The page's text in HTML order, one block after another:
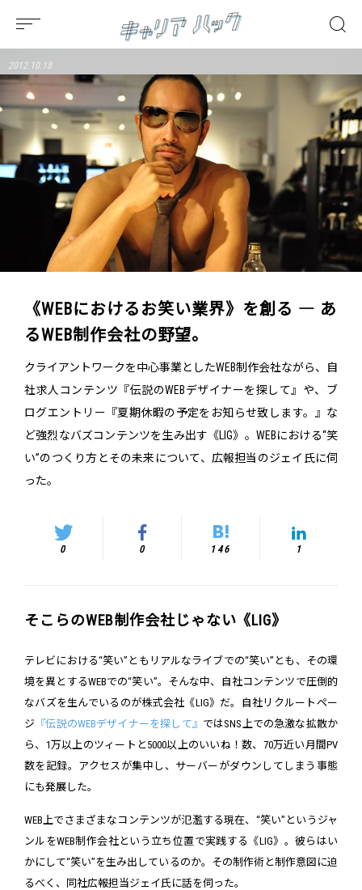
2012.10.18
《WEBにおけるお笑い業界》を創る ― あ
るWEB制作会社の野望。
クライアントワークを中心事業としたWEB制作会社ながら、自
社求人コンテンツ『伝説のWEBデザイナーを探して』や、ブ
ログエントリー『夏期休暇の予定をお知らせ致します。』な
ど強烈なバズコンテンツを生み出す《LIG》。WEBにおける“笑
い”のつくり方とその未来について、広報担当のジェイ氏に伺
った。
0 0 146 1
そこらのWEB制作会社じゃない《LIG》
テレビにおける“笑い”ともリアルなライブでの“笑い”とも、その環
境を異とするWEBでの“笑い”。そんな中、自社コンテンツで圧倒的
なバズを生んでいるのが株式会社《LIG》だ。自社リクルートペー
ジ 『伝説のWEBデザイナーを探して』 ではSNS上での急激な拡散か
ら、1万以上のツィートと5000以上のいいね！数、70万近い月間PV
数を記録。アクセスが集中し、サーバーがダウンしてしまう事態
にも発展した。
WEB上でさまざまなコンテンツが氾濫する現在、“笑い”というジャ
ンルをWEB制作会社という立ち位置で実践する《LIG》。彼らはい
かにして“笑い”を生み出しているのか。その制作術と制作意図に迫
るべく、同社広報担当ジェイ氏に話を伺った。